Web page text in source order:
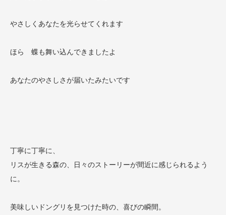
やさしくあなたを光らせてくれます
ほら 蝶も舞い込んできましたよ
あなたのやさしさが届いたみたいです
丁寧に丁寧に、
リスが生きる森の、日々のストーリーが間近に感じられるよう
に。
美味しいドングリを見つけた時の、喜びの瞬間。